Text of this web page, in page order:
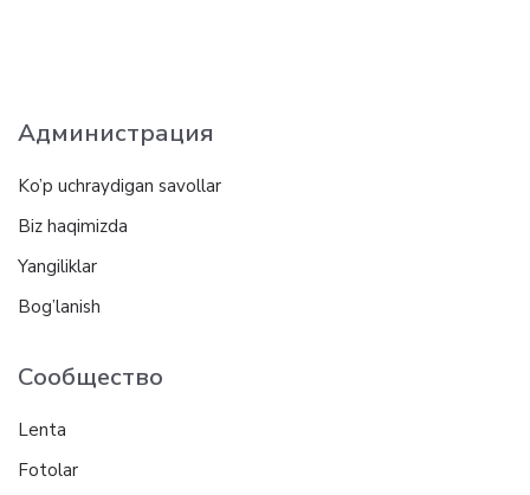
Администрация
Ko’p uchraydigan savollar
Biz haqimizda
Yangiliklar
Bog’lanish
Сообщество
Lenta
Fotolar